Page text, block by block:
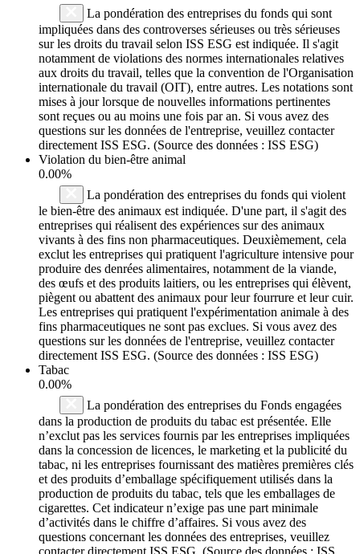
La pondération des entreprises du fonds qui sont
impliquées dans des controverses sérieuses ou très sérieuses
sur les droits du travail selon ISS ESG est indiquée. Il s'agit
notamment de violations des normes internationales relatives
aux droits du travail, telles que la convention de l'Organisation
internationale du travail (OIT), entre autres. Les notations sont
mises à jour lorsque de nouvelles informations pertinentes
sont reçues ou au moins une fois par an. Si vous avez des
questions sur les données de l'entreprise, veuillez contacter
directement ISS ESG. (Source des données : ISS ESG)
Violation du bien-être animal
0.00%
La pondération des entreprises du fonds qui violent
le bien-être des animaux est indiquée. D'une part, il s'agit des
entreprises qui réalisent des expériences sur des animaux
vivants à des fins non pharmaceutiques. Deuxièmement, cela
exclut les entreprises qui pratiquent l'agriculture intensive pour
produire des denrées alimentaires, notamment de la viande,
des œufs et des produits laitiers, ou les entreprises qui élèvent,
piègent ou abattent des animaux pour leur fourrure et leur cuir.
Les entreprises qui pratiquent l'expérimentation animale à des
fins pharmaceutiques ne sont pas exclues. Si vous avez des
questions sur les données de l'entreprise, veuillez contacter
directement ISS ESG. (Source des données : ISS ESG)
Tabac
0.00%
La pondération des entreprises du Fonds engagées
dans la production de produits du tabac est présentée. Elle
n’exclut pas les services fournis par les entreprises impliquées
dans la concession de licences, le marketing et la publicité du
tabac, ni les entreprises fournissant des matières premières clés
et des produits d’emballage spécifiquement utilisés dans la
production de produits du tabac, tels que les emballages de
cigarettes. Cet indicateur n’exige pas une part minimale
d’activités dans le chiffre d’affaires. Si vous avez des
questions concernant les données des entreprises, veuillez
contacter directement ISS ESG. (Source des données : ISS